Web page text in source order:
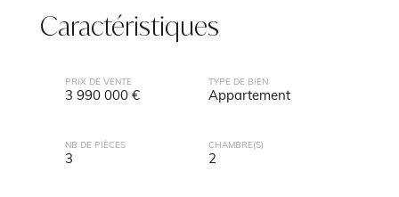
Caractéristiques
PRIX DE VENTE
3 990 000 €
TYPE DE BIEN
Appartement
NB DE PIÈCES
3
CHAMBRE(S)
2